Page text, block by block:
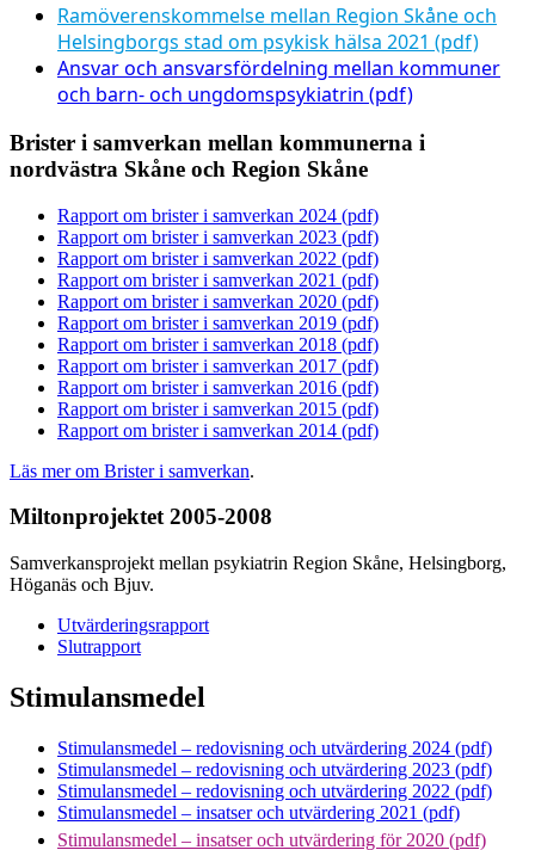
Ramöverenskommelse mellan Region Skåne och
Helsingborgs stad om psykisk hälsa 2021 (pdf)
Ansvar och ansvarsfördelning mellan kommuner
och barn- och ungdomspsykiatrin (pdf)
Brister i samverkan mellan kommunerna i
nordvästra Skåne och Region Skåne
Rapport om brister i samverkan 2024 (pdf)
Rapport om brister i samverkan 2023 (pdf)
Rapport om brister i samverkan 2022 (pdf)
Rapport om brister i samverkan 2021 (pdf)
Rapport om brister i samverkan 2020 (pdf)
Rapport om brister i samverkan 2019 (pdf)
Rapport om brister i samverkan 2018 (pdf)
Rapport om brister i samverkan 2017 (pdf)
Rapport om brister i samverkan 2016 (pdf)
Rapport om brister i samverkan 2015 (pdf)
Rapport om brister i samverkan 2014 (pdf)
Läs mer om Brister i samverkan.
Miltonprojektet 2005-2008
Samverkansprojekt mellan psykiatrin Region Skåne, Helsingborg,
Höganäs och Bjuv.
Utvärderingsrapport
Slutrapport
Stimulansmedel
Stimulansmedel – redovisning och utvärdering 2024 (pdf)
Stimulansmedel – redovisning och utvärdering 2023 (pdf)
Stimulansmedel – redovisning och utvärdering 2022 (pdf)
Stimulansmedel – insatser och utvärdering 2021 (pdf)
Stimulansmedel – insatser och utvärdering för 2020 (pdf)